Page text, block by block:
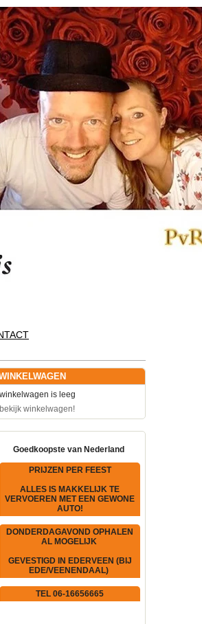
winkelwagen is leeg
bekijk winkelwagen!
Goedkoopste van Nederland
PRIJZEN PER FEEST
ALLES IS MAKKELIJK TE
VERVOEREN MET EEN GEWONE
AUTO!
DONDERDAGAVOND OPHALEN
AL MOGELIJK
GEVESTIGD IN EDERVEEN (BIJ
EDE/VEENENDAAL)
TEL 06-16656665